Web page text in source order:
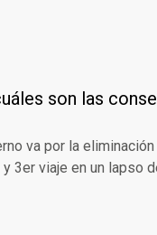
son las
va por la
3er viaje en un lapso